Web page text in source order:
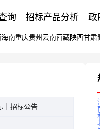
询 招标产品分析 政
海南重庆贵州 云南西藏陕西甘肃
｜招标公告